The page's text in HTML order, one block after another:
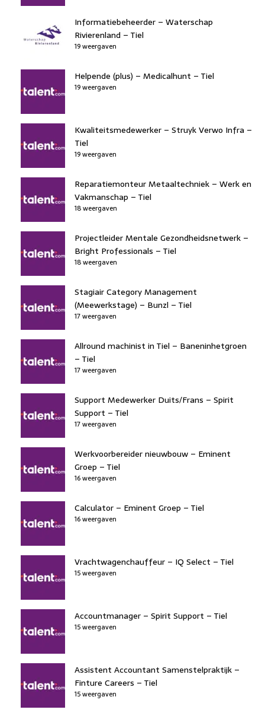
Informatiebeheerder – Waterschap
Rivierenland – Tiel
19 weergaven
Helpende (plus) – Medicalhunt – Tiel
19 weergaven
Kwaliteitsmedewerker – Struyk Verwo Infra –
Tiel
19 weergaven
Reparatiemonteur Metaaltechniek – Werk en
Vakmanschap – Tiel
18 weergaven
Projectleider Mentale Gezondheidsnetwerk –
Bright Professionals – Tiel
18 weergaven
Stagiair Category Management
(Meewerkstage) – Bunzl – Tiel
17 weergaven
Allround machinist in Tiel – Baneninhetgroen
– Tiel
17 weergaven
Support Medewerker Duits/Frans – Spirit
Support – Tiel
17 weergaven
Werkvoorbereider nieuwbouw – Eminent
Groep – Tiel
16 weergaven
Calculator – Eminent Groep – Tiel
16 weergaven
Vrachtwagenchauffeur – IQ Select – Tiel
15 weergaven
Accountmanager – Spirit Support – Tiel
15 weergaven
Assistent Accountant Samenstelpraktijk –
Finture Careers – Tiel
15 weergaven